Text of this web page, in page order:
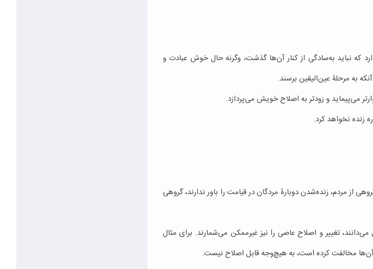
که نباید به‌سادگی از کنار آن‌ها گذشت، وگرنه حال خوش عبادت و
به مرحلۀ عین‌الیقین برسند.
می‌پیماید و زودتر به اصلاح خویش می‌پردازد.
زنده نخواهد کرد.
از مردم، زنده‌شدن دوبارۀ مردگان در قیامت را باور ندارند، گروهی
تغییر و اصلاح عاصی را نیز غیرممکن می‌شمارند. برای مثال
آن‌ها مخالفت کرده است، به هیچ‌وجه قابل اصلاح نیست.